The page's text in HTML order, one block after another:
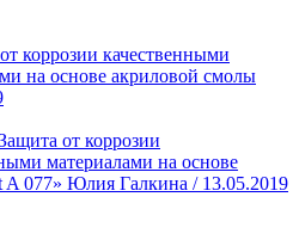
коррозии качественными
на основе акриловой смолы
от коррозии
материалами на основе
A 077» Юлия Галкина / 13.05.2019